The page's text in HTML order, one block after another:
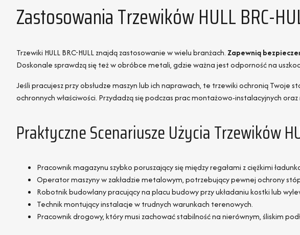
Zastosowania Trzewików HULL BRC-
Trzewiki HULL BRC-HULL znajdą zastosowanie w wielu branżach.Zapewnią
Doskonale sprawdzą się też w obróbce metali, gdzie ważna jest odporność na
Jeśli pracujesz przy obsłudze maszyn lub ich naprawach, te trzewiki ochronią
ochronnych właściwości. Przydadzą się podczas prac montażowo-instalacyjnych
Praktyczne Scenariusze Użycia Trzewików
Pracownik magazynu szybko poruszający się między regałami z ciężkimi
Operator maszyny w zakładzie metalowym, potrzebujący pewnej ochrony
Robotnik budowlany pracujący na placu budowy przy układaniu kostki lub
Technik montujący instalacje w trudnych warunkach terenowych.
Pracownik drogowy, który musi zachować stabilność na nierównym, śliskim